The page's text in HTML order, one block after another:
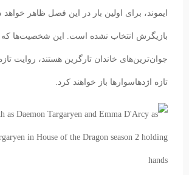
ایموند، برای اولین بار در این فصل ظاهر خواهد
بازیگرش انتخاب نشده است. این شخصیت‌ها
جوان‌ترین‌های خاندان تارگرین هستند، روایت
تازه اژدهاسوارها باز خواهند کرد.